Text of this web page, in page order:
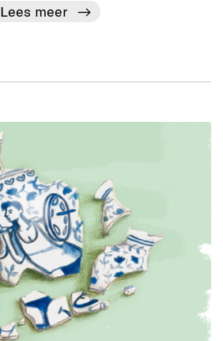
Lees meer